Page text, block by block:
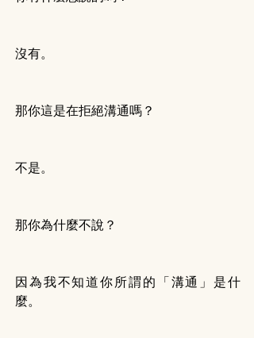
沒有。
那你這是在拒絕溝通嗎？
不是。
那你為什麼不說？
因為我不知道你所謂的「溝通」是什
麼。